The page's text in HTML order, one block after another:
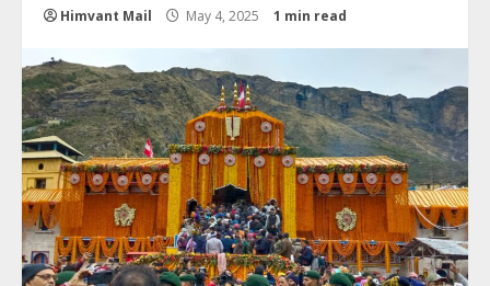
Himvant Mail May 4, 2025 1 min read